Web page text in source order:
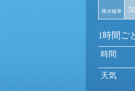
降水確率
1時間ご
時間
天気